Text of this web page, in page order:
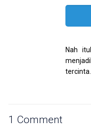
Nah
tercinta.
1 Comment